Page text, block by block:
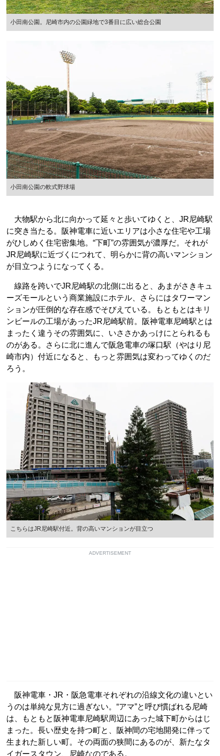
小田南公園。尼崎市内の公園緑地で3番目に広い総合公園
小田南公園の軟式野球場
大物駅から北に向かって延々と歩いてゆくと、JR尼崎駅
に突き当たる。阪神電車に近いエリアは小さな住宅や工場
がひしめく住宅密集地。“下町”の雰囲気が濃厚だ。それが
JR尼崎駅に近づくにつれて、明らかに背の高いマンション
が目立つようになってくる。
線路を跨いでJR尼崎駅の北側に出ると、あまがさきキュ
ーズモールという商業施設にホテル、さらにはタワーマン
ションが圧倒的な存在感でそびえている。もともとはキリ
ンビールの工場があったJR尼崎駅前。阪神電車尼崎駅とは
まったく違うその雰囲気に、いささかあっけにとられるも
のがある。さらに北に進んで阪急電車の塚口駅（やはり尼
崎市内）付近になると、もっと雰囲気は変わってゆくのだ
ろう。
こちらはJR尼崎駅付近。背の高いマンションが目立つ
ADVERTISEMENT
阪神電車・JR・阪急電車それぞれの沿線文化の違いとい
うのは単純な見方に過ぎない。“アマ”と呼び慣ばれる尼崎
は、もともと阪神電車尼崎駅周辺にあった城下町からはじ
まった。長い歴史を持つ町と、阪神間の宅地開発に伴って
生まれた新しい町。その両面の狭間にあるのが、新たなタ
イガースタウン、尼崎なのである。